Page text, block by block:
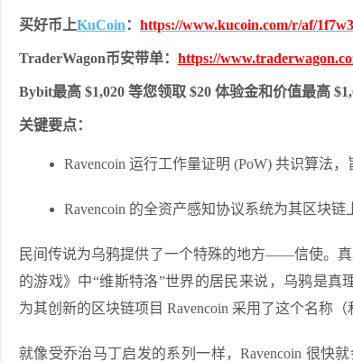
买好币上KuCoin ： https://www.kucoin.com/r/af/1f7w3
TraderWagon币安带单： https://
Bybit最高 $1,020 等您领取 $20 体验金和价值最高
关键要点：
Ravencoin 运行工作量证明 (PoW) 共识算法
Ravencoin 的全资产感知协议系统为其区块
民间传说为乌鸦提供了一个特殊的地方——信使。
的游戏》中“维斯特洛”世界的居民来说，乌鸦是真
为其创新的区块链项目 Ravencoin 采用了这个名称（
就像受乔治马丁启发的系列一样，Ravencoin 很快